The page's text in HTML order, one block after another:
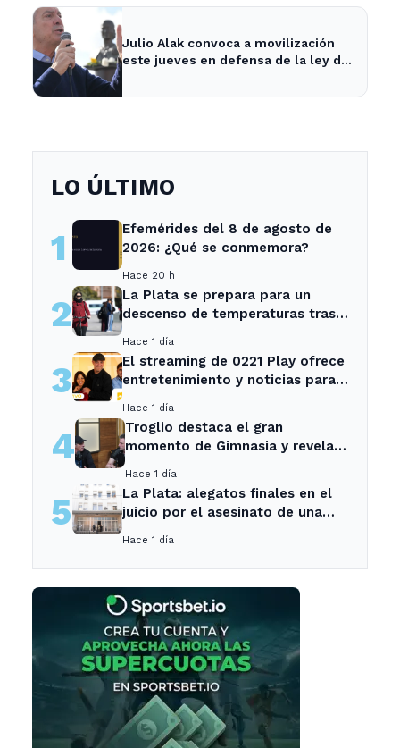
Julio Alak convoca a movilización
este jueves en defensa de la ley de
LO ÚLTIMO
1
Efemérides del 8 de agosto de
2026: ¿Qué se conmemora?
Hace 20 h
2
La Plata se prepara para un
descenso de temperaturas tras
Hace 1 día
3
El streaming de 0221 Play ofrece
entretenimiento y noticias para
Ensenada.
Hace 1 día
4
Troglio destaca el gran
momento de Gimnasia y revela
Hace 1 día
5
La Plata: alegatos finales en el
juicio por el asesinato de una
Hace 1 día